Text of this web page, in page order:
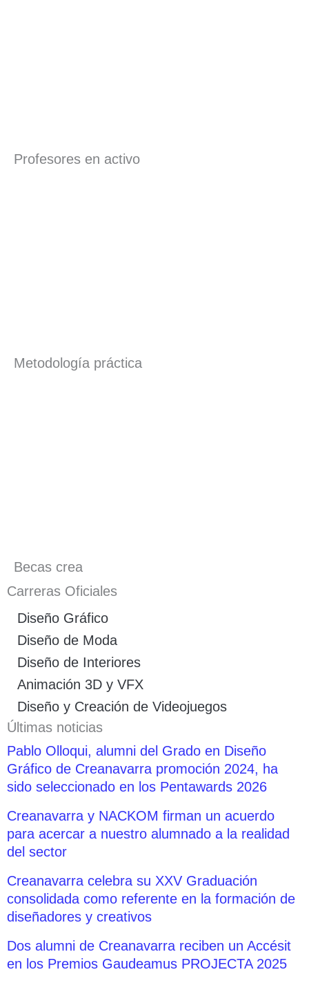
Profesores en activo
Metodología práctica
Becas crea
Carreras Oficiales
Diseño Gráfico
Diseño de Moda
Diseño de Interiores
Animación 3D y VFX
Diseño y Creación de Videojuegos
Últimas noticias
Pablo Olloqui, alumni del Grado en Diseño
Gráfico de Creanavarra promoción 2024, ha
sido seleccionado en los Pentawards 2026
Creanavarra y NACKOM firman un acuerdo
para acercar a nuestro alumnado a la realidad
del sector
Creanavarra celebra su XXV Graduación
consolidada como referente en la formación de
diseñadores y creativos
Dos alumni de Creanavarra reciben un Accésit
en los Premios Gaudeamus PROJECTA 2025